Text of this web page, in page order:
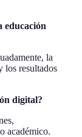
educación
la
los resultados
digital?
académico.